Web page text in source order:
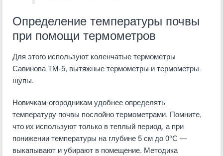
Определение температуры почвы
при помощи термометров
Для этого используют коленчатые термометры
Савинова ТМ-5, вытяжные термометры и термометры-
щупы.
Новичкам-огородникам удобнее определять
температуру почвы послойно термометрами. Помните,
что их используют только в теплый период, а при
понижении температуры на глубине 5 см до 0°С —
выкапывают и убирают в помещение. Методика